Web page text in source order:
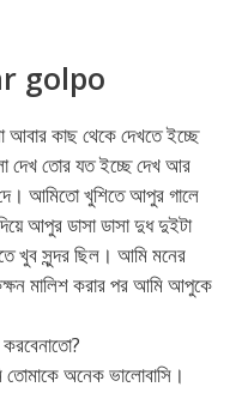
golpo
কাছ থেকে দেখতে ইচ্ছে
দেখ তোর যত ইচ্ছে দেখ আর
আমিতো খুশিতে আপুর গালে
আপুর ডাসা ডাসা দুধ দুইটা
খুব সুন্দর ছিল। আমি মনের
মালিশ করার পর আমি আপুকে
অনেক ভালোবাসি।